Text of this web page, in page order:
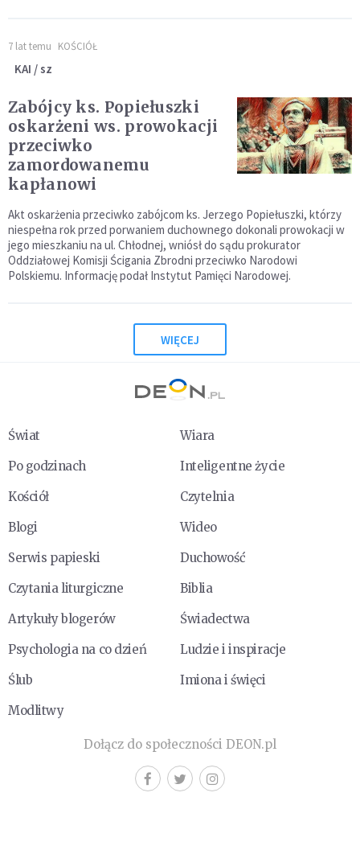
7 lat temu KOŚCIÓŁ
KAI / sz
Zabójcy ks. Popiełuszki
oskarżeni ws. prowokacji
przeciwko
zamordowanemu
kapłanowi
Akt oskarżenia przeciwko zabójcom ks. Jerzego Popiełuszki, którzy
niespełna rok przed porwaniem duchownego dokonali prowokacji w
jego mieszkaniu na ul. Chłodnej, wniósł do sądu prokurator
Oddziałowej Komisji Ścigania Zbrodni przeciwko Narodowi
Polskiemu. Informację podał Instytut Pamięci Narodowej.
WIĘCEJ
Świat
Wiara
Po godzinach
Inteligentne życie
Kościół
Czytelnia
Blogi
Wideo
Serwis papieski
Duchowość
Czytania liturgiczne
Biblia
Artykuły blogerów
Świadectwa
Psychologia na co dzień
Ludzie i inspiracje
Ślub
Imiona i święci
Modlitwy
Dołącz do społeczności DEON.pl